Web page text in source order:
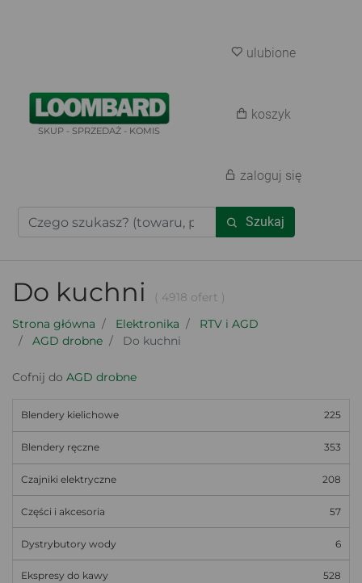
SKUP - SPRZEDAŻ - KOMIS
Szukaj
ulubione
koszyk
zaloguj się
Do kuchni
( 4918 ofert )
Strona główna
Elektronika
RTV i AGD
AGD drobne
Do kuchni
Cofnij do AGD drobne
Blendery kielichowe 225
Blendery ręczne 353
Czajniki elektryczne 208
Części i akcesoria 57
Dystrybutory wody 6
Ekspresy do kawy 528